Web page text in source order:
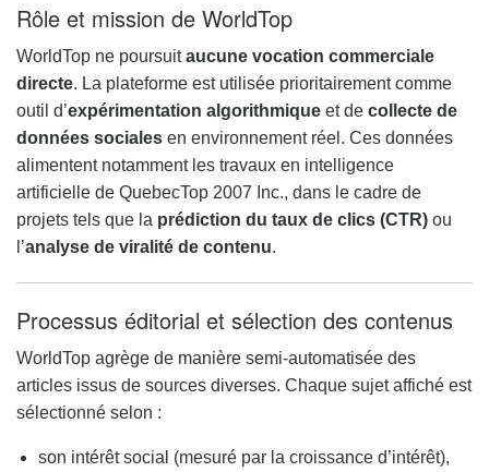
Rôle et mission de WorldTop
WorldTop ne poursuitaucune vocation commerciale
directe. La plateforme est utilisée prioritairement comme
outil d’expérimentation algorithmique et decollecte de
données sociales en environnement réel. Ces données
alimentent notamment les travaux en intelligence
artificielle de QuebecTop 2007 Inc., dans le cadre de
projets tels que la prédiction du taux de clics (CTR) ou
l’analyse de viralité de contenu.
Processus éditorial et sélection des contenus
WorldTop agrège de manière semi-automatisée des
articles issus de sources diverses. Chaque sujet affiché est
sélectionné selon :
son intérêt social (mesuré par la croissance d’intérêt),